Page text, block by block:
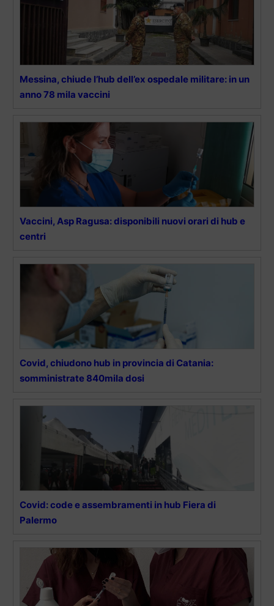
Messina, chiude l’hub dell’ex ospedale militare: in un
anno 78 mila vaccini
Vaccini, Asp Ragusa: disponibili nuovi orari di hub e
centri
Covid, chiudono hub in provincia di Catania:
somministrate 840mila dosi
Covid: code e assembramenti in hub Fiera di
Palermo